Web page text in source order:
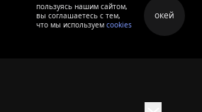
пользуясь нашим сайтом,
вы соглашаетесь с тем,
что мы используем cookies
окей